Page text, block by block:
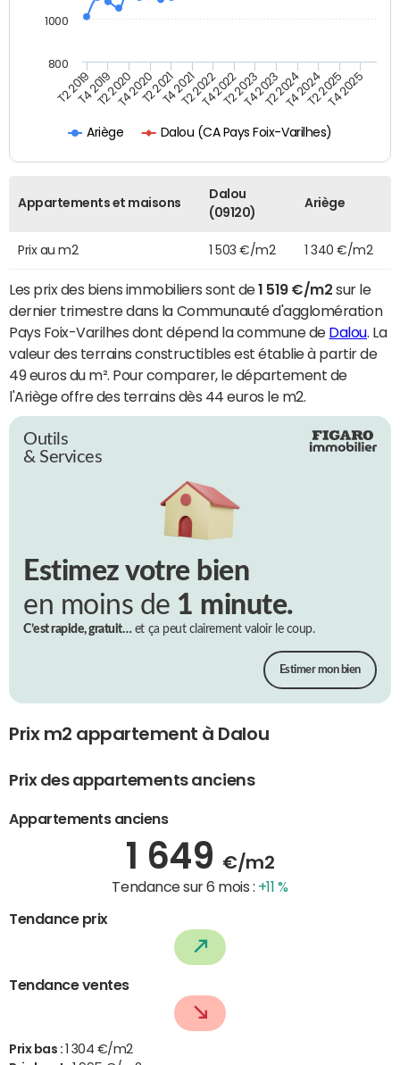
Ariège Dalou (CA Pays Foix-Varilhes)
T2 2019T4 2019T2 2020T4 2020T2 2021T4 2021T2 2022T4 2022T2 2023T4 2023T2 2024T4 2024T2 2025T4 2025
800
1000
Appartements et maisons
Dalou
(09120)
Ariège
Prix au m2 1 503 €/m2 1 340 €/m2
Les prix des biens immobiliers sont de1 519 €/m2 sur le
dernier trimestre dans la Communauté d'agglomération
Pays Foix-Varilhes dont dépend la commune de Dalou . La
valeur des terrains constructibles est établie à partir de
49 euros du m². Pour comparer, le département de
l'Ariège offre des terrains dès 44 euros le m2.
Outils
& Services
Estimez votre bien
en moins de 1 minute.
C’est rapide, gratuit…et ça peut clairement valoir le coup.
Estimer mon bien
Prix m2 appartement à Dalou
Prix des appartements anciens
Appartements anciens
1 649 €/m2
Tendance sur 6 mois : +11 %
Tendance prix
Tendance ventes
Prix bas : 1 304 €/m2